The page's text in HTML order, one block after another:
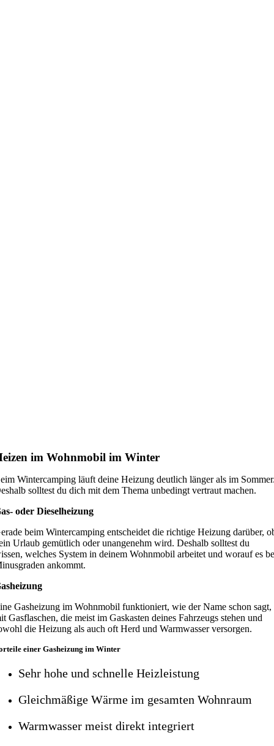
im Wohnmobil im Winter
Wintercamping läuft deine Heizung deutlich länger als im
solltest du dich mit dem Thema unbedingt vertraut machen.
oder Dieselheizung
beim Wintercamping entscheidet die richtige Heizung darüber,
Urlaub gemütlich oder unangenehm wird. Deshalb solltest du
welches System in deinem Wohnmobil arbeitet und worauf es
ankommt.
Gasheizung im Wohnmobil funktioniert, wie der Name schon sagt,
Gasflaschen, die meist im Gaskasten deines Fahrzeugs stehen und
die Heizung als auch oft Herd und Warmwasser versorgen.
einer Gasheizung im Winter
Sehr hohe und schnelle Heizleistung
Gleichmäßige Wärme im gesamten Wohnraum
Warmwasser meist direkt integriert